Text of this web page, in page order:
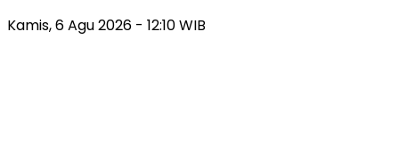
Kamis, 6 Agu 2026 - 12:10 WIB